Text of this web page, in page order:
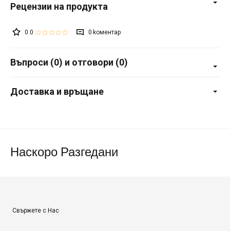
0.0 0
Въпроси (0) и отговори (0)
Доставка и връщане
Наскоро Разгедани
Свържете с Нас